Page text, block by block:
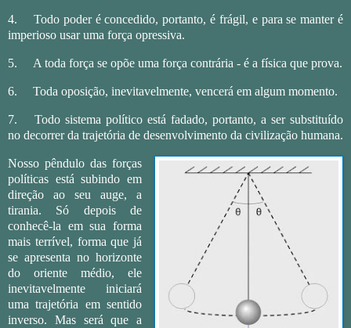
4.
Todo poder é concedido, portanto, é frágil, e para se manter é
imperioso usar uma força opressiva.
5. A toda força se opõe uma força contrária - é a física que prova.
6. Toda oposição, inevitavelmente, vencerá em algum momento.
7.
Todo sistema político está fadado, portanto, a ser substituído
no decorrer da trajetória de desenvolvimento da civilização humana.
Nosso pêndulo das forças
políticas está subindo em
direção ao seu auge, a
tirania. Só depois de
conhecê-la em sua forma
mais terrível, forma que já
se apresenta no horizonte
do oriente médio, ele
inevitavelmente iniciará
uma trajetória em sentido
inverso. Mas será que a